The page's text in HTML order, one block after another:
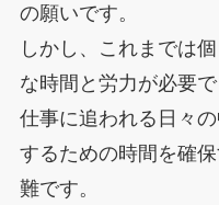
の願いです。
しかし、これまでは
な時間と労力が必要で
仕事に追われる日々
するための時間を確
難です。